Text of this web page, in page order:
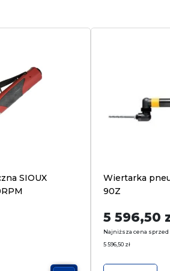
SIOUX
Wiertarka
90Z
5 596,50
Najniższa cena sprzed
5 596,50 zł